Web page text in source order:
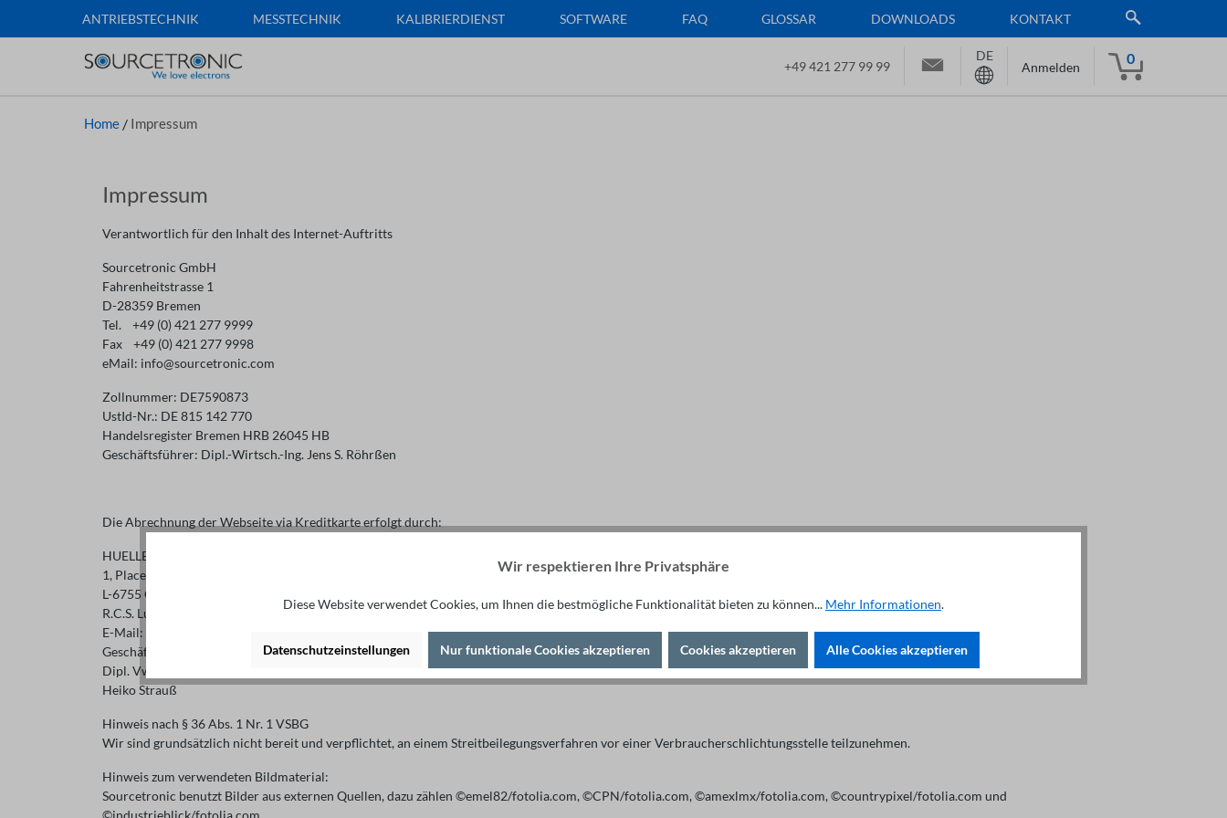
ANTRIEBSTECHNIK MESSTECHNIK KALIBRIERDIENST SOFTWARE FAQ GLOSSAR DOWNLOADS KONTAKT
+49 421 277 99 99
DE
Anmelden
0
Home / Impressum
Impressum
Verantwortlich für den Inhalt des Internet-Auftritts
Sourcetronic GmbH
Fahrenheitstrasse 1
D-28359 Bremen
Tel. +49 (0) 421 277 9999
Fax +49 (0) 421 277 9998
eMail: info@sourcetronic.com
Zollnummer: DE7590873
UstId-Nr.: DE 815 142 770
Handelsregister Bremen HRB 26045 HB
Geschäftsführer: Dipl.-Wirtsch.-Ing. Jens S. Röhrßen
Die Abrechnung der Webseite via Kreditkarte erfolgt durch:
HUELLEMANN & STRAUSS ONLINESERVICES S.à r.l.
1, Place du Marché
L-6755 Grevenmacher
R.C.S. Luxembourg B 144133
E-Mail: info@hso-services.com
Geschäftsführer:
Dipl. Vw. Mirko Hüllemann
Heiko Strauß
Hinweis nach § 36 Abs. 1 Nr. 1 VSBG
Wir sind grundsätzlich nicht bereit und verpflichtet, an einem Streitbeilegungsverfahren vor einer Verbraucherschlichtungsstelle teilzunehmen.
Hinweis zum verwendeten Bildmaterial:
Sourcetronic benutzt Bilder aus externen Quellen, dazu zählen ©emel82/fotolia.com, ©CPN/fotolia.com, ©amexlmx/fotolia.com, ©countrypixel/fotolia.com und
©industrieblick/fotolia.com.
Wir respektieren Ihre Privatsphäre
Diese Website verwendet Cookies, um Ihnen die bestmögliche Funktionalität bieten zu können... Mehr Informationen.
Datenschutzeinstellungen Nur funktionale Cookies akzeptieren Cookies akzeptieren Alle Cookies akzeptieren